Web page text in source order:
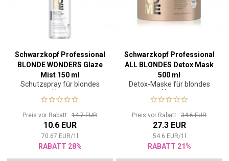
Schwarzkopf Professional
BLONDE WONDERS Glaze
Mist 150 ml
Schutzspray für blondes
Haar
Preis vor Rabatt: 14.7 EUR
10.6 EUR
70.67 EUR/1
RABATT 28%
Schwarzkopf Professional
ALL BLONDES Detox Mask
500 ml
Detox-Maske für blondes
Haar
Preis vor Rabatt: 34.6 EUR
27.3 EUR
54.6 EUR/1
RABATT 21%